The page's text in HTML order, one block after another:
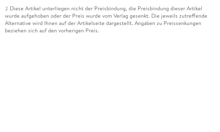
2 Diese Artikel unterliegen nicht der Preisbindung, die Preisbindung dieser Artikel
wurde aufgehoben oder der Preis wurde vom Verlag gesenkt. Die jeweils zutreffende
Alternative wird Ihnen auf der Artikelseite dargestellt. Angaben zu Preissenkungen
beziehen sich auf den vorherigen Preis.